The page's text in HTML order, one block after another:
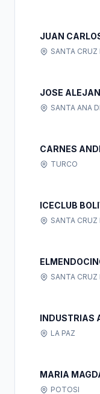
JUAN
SANTA CRUZ
JOSE
SANTA ANA
CARNES
TURCO
ICECLUB
SANTA CRUZ
SANTA CRUZ
INDUSTRIAS
LA PAZ
MARIA
POTOSI